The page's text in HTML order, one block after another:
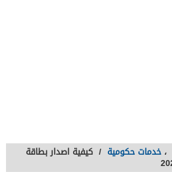
، خدمات حكومية / كيفية اصدار بطاقة